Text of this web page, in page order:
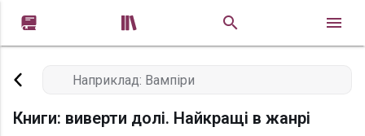
 
Книги: виверти долі. Найкращі в жанрі